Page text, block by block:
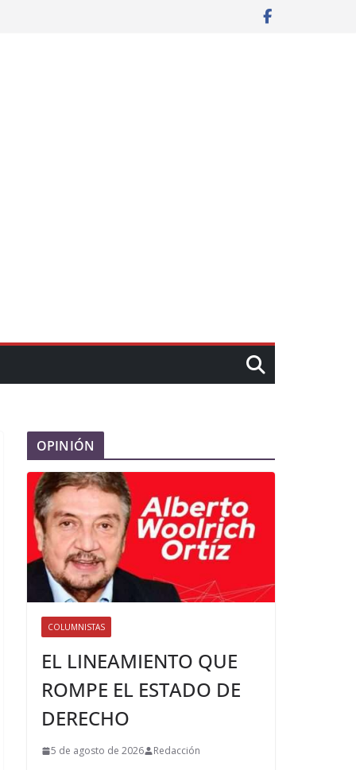
OPINIÓN
COLUMNISTAS
EL LINEAMIENTO QUE
ROMPE EL ESTADO DE
DERECHO
5 de agosto de 2026 Redacción